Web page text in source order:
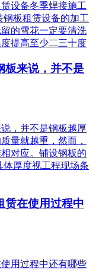
设备冬季焊接施工
板租赁设备的加工
的雪花一定要清洗
提高至少二三十度
板来说，并不是
，并不是钢板越厚
量就越重，然而，
对应。铺设钢板的
体厚度视工程现场条
赁在使用过程中
用过程中还有哪些